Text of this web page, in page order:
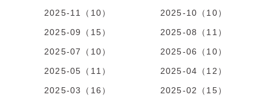
2025-11（10）
2025-10（10）
2025-09（15）
2025-08（11）
2025-07（10）
2025-06（10）
2025-05（11）
2025-04（12）
2025-03（16）
2025-02（15）